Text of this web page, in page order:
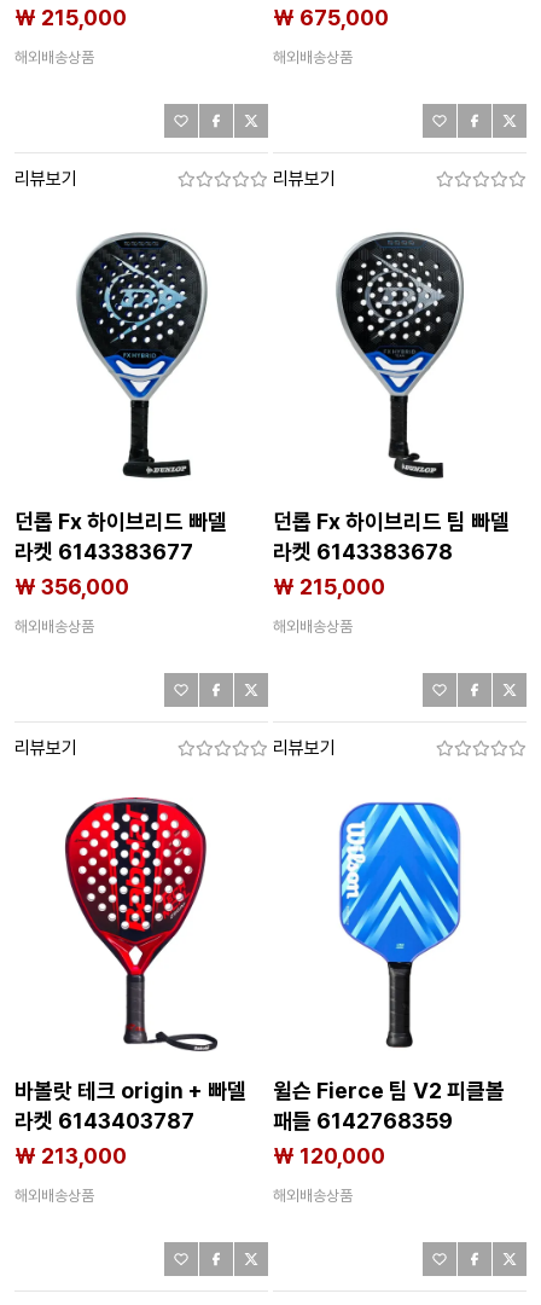
₩ 215,000
해외배송상품
리뷰보기
6142651707
₩ 675,000
해외배송상품
리뷰보기
던롭 Fx 하이브리드 빠델
라켓 6143383677
₩ 356,000
해외배송상품
리뷰보기
던롭 Fx 하이브리드 팀 빠델
라켓 6143383678
₩ 215,000
해외배송상품
리뷰보기
바볼랏 테크 origin + 빠델
라켓 6143403787
₩ 213,000
해외배송상품
윌슨 Fierce 팀 V2 피클볼
패들 6142768359
₩ 120,000
해외배송상품